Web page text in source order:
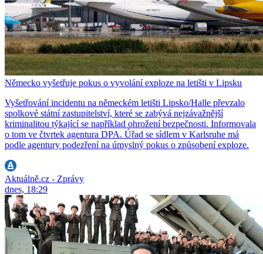
Německo vyšetřuje pokus o vyvolání exploze na letišti v Lipsku
Vyšetřování incidentu na německém letišti Lipsko/Halle převzalo
spolkové státní zastupitelství, které se zabývá nejzávažnější
kriminalitou týkající se například ohrožení bezpečnosti. Informovala
o tom ve čtvrtek agentura DPA. Úřad se sídlem v Karlsruhe má
podle agentury podezření na úmyslný pokus o způsobení exploze.
Aktuálně.cz - Zprávy
dnes, 18:29